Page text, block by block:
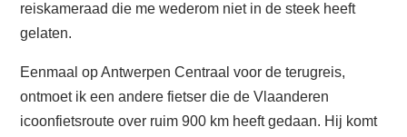
reiskameraad die me wederom niet in de steek heeft
gelaten.
Eenmaal op Antwerpen Centraal voor de terugreis,
ontmoet ik een andere fietser die de Vlaanderen
icoonfietsroute over ruim 900 km heeft gedaan. Hij komt